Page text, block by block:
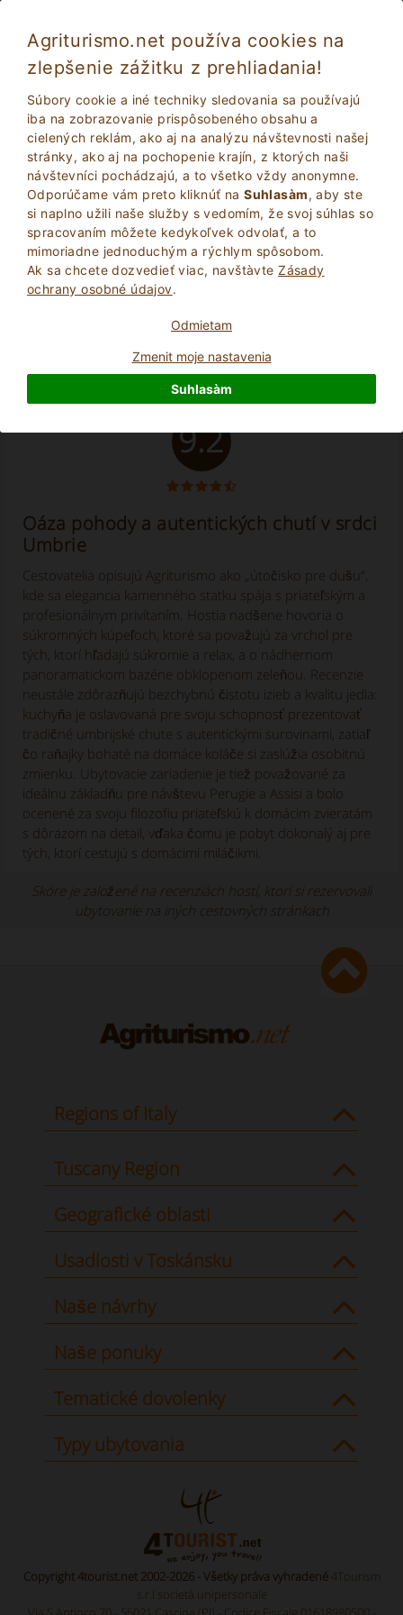
Agriturismo.net používa cookies na
zlepšenie zážitku z prehliadania!
Súbory cookie a iné techniky sledovania sa používajú
iba na zobrazovanie prispôsobeného obsahu a
cielených reklám, ako aj na analýzu návštevnosti našej
stránky, ako aj na pochopenie krajín, z ktorých naši
návštevníci pochádzajú, a to všetko vždy anonymne.
Odporúčame vám preto kliknúť naSuhlasàm, aby ste
si naplno užili naše služby s vedomím, že svoj súhlas so
spracovaním môžete kedykoľvek odvolať, a to
mimoriadne jednoduchým a rýchlym spôsobom.
Ak sa chcete dozvedieť viac, navštà­vteZásady
ochrany osobné údajov.
Odmietam
Zmenit moje nastavenia
Suhlasàm
Perugia 2625
Statok
Perugia, Perugia(Pozri mapu) 27Počet lôžok
POžIADAJTE VLASTNíKA BOOK
9.2
Viac Informácií
578 RecenzieZariadenie
Výborne
9.2
Oáza pohody a autentických chutí v srdci
Umbrie
Cestovatelia opisujú Agriturismo ako „útočisko pre dušu“,
kde sa elegancia kamenného statku spája s priateľským a
profesionálnym privítaním. Hostia nadšene hovoria o
súkromných kúpeľoch, ktoré sa považujú za vrchol pre
tých, ktorí hľadajú súkromie a relax, a o nádhernom
panoramatickom bazéne obklopenom zeleňou. Recenzie
neustále zdôrazňujú bezchybnú čistotu izieb a kvalitu jedla:
kuchyňa je oslavovaná pre svoju schopnosť prezentovať
tradičné umbrijské chute s autentickými surovinami, zatiaľ
čo raňajky bohaté na domáce koláče si zaslúžia osobitnú
zmienku. Ubytovacie zariadenie je tiež považované za
ideálnu základňu pre návštevu Perugie a Assisi a bolo
ocenené za svoju filozofiu priateľskú k domácim zvieratám
s dôrazom na detail, vďaka čomu je pobyt dokonalý aj pre
tých, ktorí cestujú s domácimi miláčikmi.
Skóre je založené na recenziách hostí, ktorí si rezervovali
ubytovanie na iných cestovných stránkach
Regions of Italy
Tuscany Region
Geografické oblasti
Usadlosti v Toskánsku
Naše návrhy
Naše ponuky
Tematické dovolenky
Typy ubytovania
Copyright 4tourist.net 2002-2026 - Všetky práva vyhradené 4Tourism
s.r.l società unipersonale